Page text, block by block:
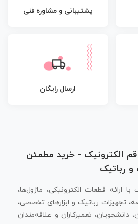
پشتیبانی و مشاوره فنی
ارسال رایگان
قم الکترونیک - خرید مطمئن
رباتیک
ارائه قطعات الکترونیکی، ماژول‌ها،
تجهیزات رباتیک و ابزارهای تخصصی،
تعمیرکاران و علاقه‌مندان